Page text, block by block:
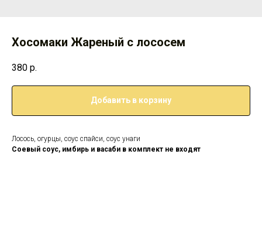
Хосомаки Жареный с лососем
380 р.
Добавить в корзину
Лосось, огурцы, соус спайси, соус унаги
Соевый соус, имбирь и васаби в комплект не входят